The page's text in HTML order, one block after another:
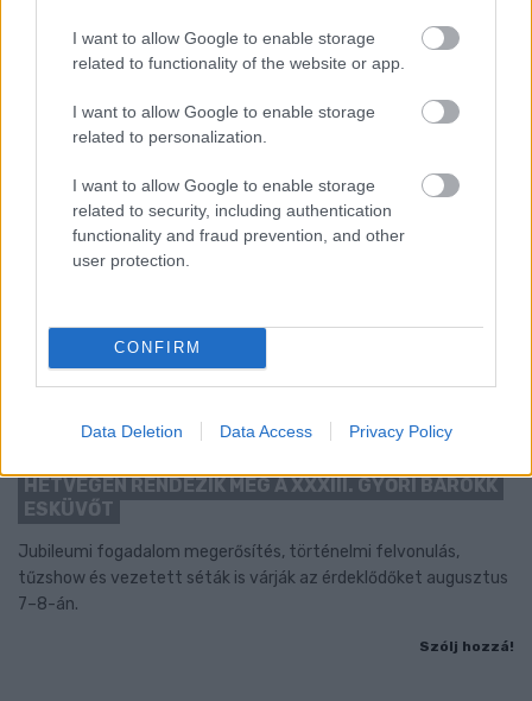
I want to allow Google to enable storage
related to functionality of the website or app.
I want to allow Google to enable storage
related to personalization.
I want to allow Google to enable storage
related to security, including authentication
functionality and fraud prevention, and other
user protection.
CONFIRM
Data Deletion Data Access Privacy Policy
1 hozzászólás
HÉTVÉGÉN RENDEZIK MEG A XXXIII. GYŐRI BAROKK
ESKÜVŐT
Jubileumi fogadalom megerősítés, történelmi felvonulás,
tűzshow és vezetett séták is várják az érdeklődőket augusztus
7–8-án.
Szólj hozzá!